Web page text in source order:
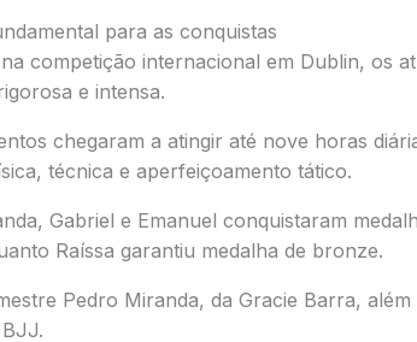
para as conquistas
competição internacional em Dublin, os
e intensa.
chegaram a atingir até nove horas
técnica e aperfeiçoamento tático.
Gabriel e Emanuel conquistaram
Raíssa garantiu medalha de bronze.
Pedro Miranda, da Gracie Barra, além
.